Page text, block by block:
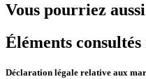
Vous pourriez
Éléments
Déclaration légale relative aux